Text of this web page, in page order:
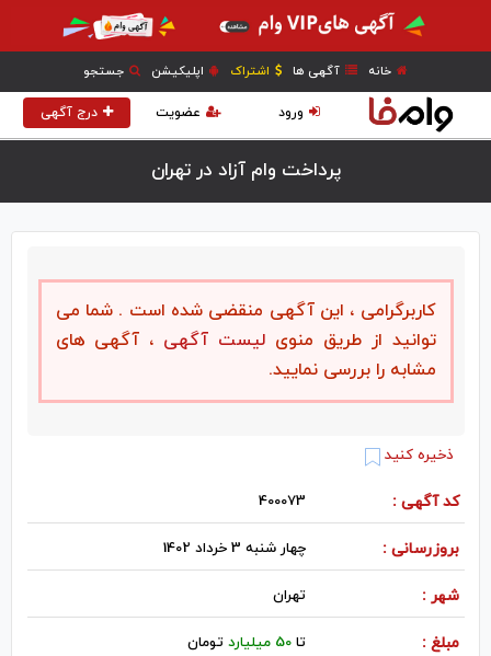
خانه آگهی ها اشتراک اپلیکیشن جستجو
درج آگهی عضویت ورود
پرداخت وام آزاد در تهران
کاربرگرامی ، این آگهی منقضی شده است . شما می
توانید از طریق منوی لیست آگهی ، آگهی های
مشابه را بررسی نمایید.
ذخیره کنید
کد آگهی : 400073
بروزرسانی : چهار شنبه 3 خرداد 1402
شهر : تهران
مبلغ : تا50 میلیارد تومان